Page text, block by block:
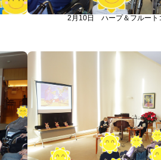
2月10日 ハープ＆フルート